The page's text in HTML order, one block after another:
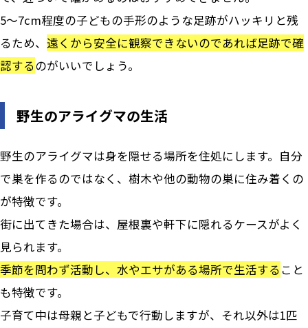
5～7cm程度の子どもの手形のような足跡がハッキリと残
るため、 遠くから安全に観察できないのであれば足跡で確
認するのがいいでしょう。
野生のアライグマの生活
野生のアライグマは身を隠せる場所を住処にします。自分
で巣を作るのではなく、樹木や他の動物の巣に住み着くの
が特徴です。
街に出てきた場合は、屋根裏や軒下に隠れるケースがよく
見られます。
季節を問わず活動し、水やエサがある場所で生活する こと
も特徴です。
子育て中は母親と子どもで行動しますが、それ以外は1匹